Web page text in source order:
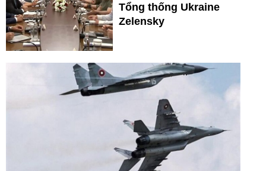
Tổng thống Ukraine
Zelensky